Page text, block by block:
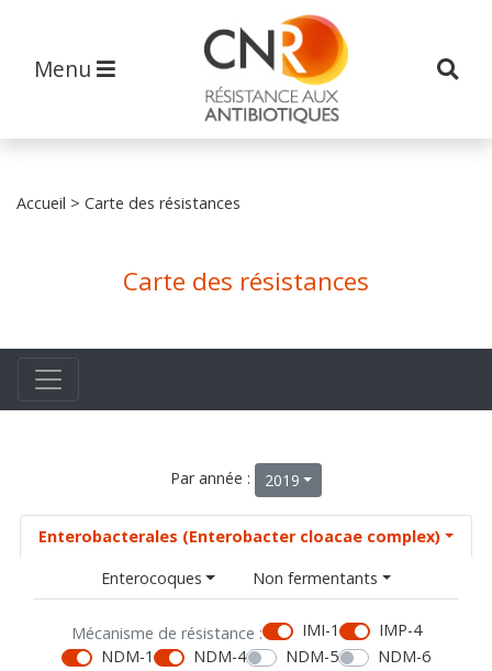
Menu
Accueil > Carte des résistances
Carte des résistances
Par année : 2019
Enterobacterales (Enterobacter cloacae complex)
Enterocoques
Non fermentants
Mécanisme de résistance : IMI-1
IMP-4
NDM-1
NDM-4 NDM-5
NDM-6